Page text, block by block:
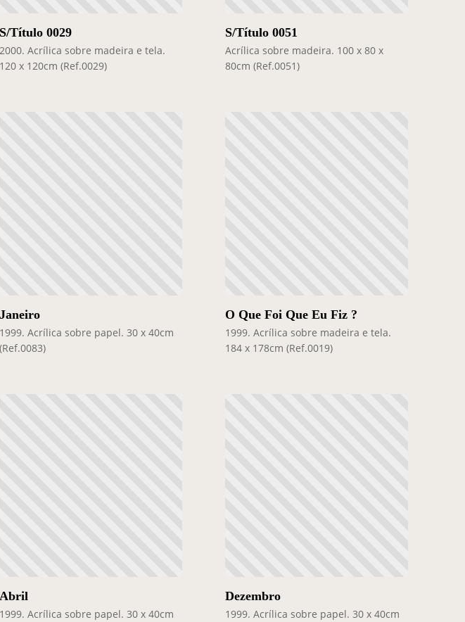
S/Título 0029
2000. Acrílica sobre madeira e tela.
120 x 120cm (Ref.0029)
S/Título 0051
Acrílica sobre madeira. 100 x 80 x
80cm (Ref.0051)
Janeiro
1999. Acrílica sobre papel. 30 x 40cm
(Ref.0083)
O Que Foi Que Eu Fiz ?
1999. Acrílica sobre madeira e tela.
184 x 178cm (Ref.0019)
Abril
1999. Acrílica sobre papel. 30 x 40cm
Dezembro
1999. Acrílica sobre papel. 30 x 40cm